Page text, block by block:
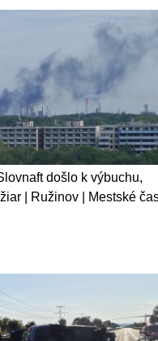
došlo k výbuchu,
| Ružinov | Mestské